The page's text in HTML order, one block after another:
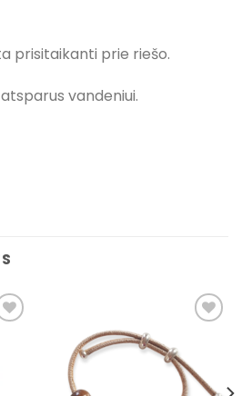
prisitaikanti prie riešo.
vandeniui.
Pridėti į
pageidavimų
sąrašą